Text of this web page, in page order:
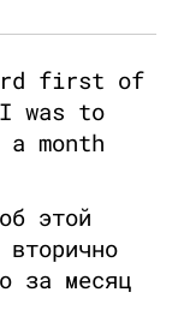
first of
was to
month
этой
за месяц